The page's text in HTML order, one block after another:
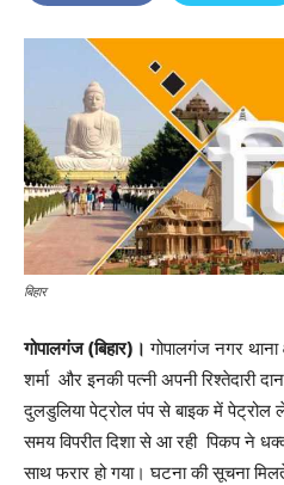
बिहार
गोपालगंज (बिहार)। गोपालगंज नगर
शर्मा और इनकी पत्नी अपनी रिश्तेदारी
दुलडुलिया पेट्रोल पंप से बाइक में
समय विपरीत दिशा से आ रही पिकप ने
साथ फरार हो गया। घटना की सूचना